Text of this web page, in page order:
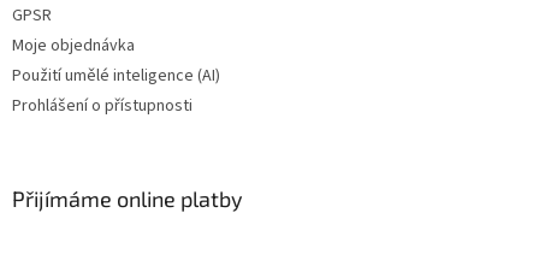
GPSR
Moje objednávka
Použití umělé inteligence (AI)
Prohlášení o přístupnosti
Přijímáme online platby